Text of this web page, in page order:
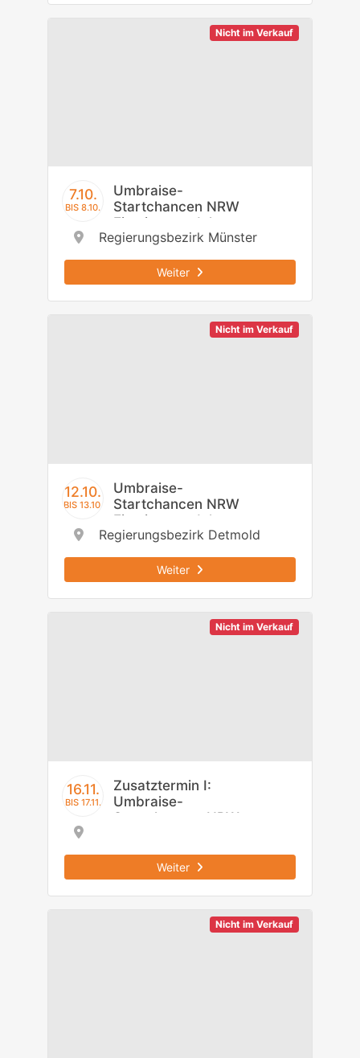
Nicht im Verkauf
7.10.
BIS 8.10.
Umbraise-
Startchancen NRW
Einstiegsmodul -
Regierungsbezirk
Regierungsbezirk Münster
Weiter
Nicht im Verkauf
12.10.
BIS 13.10.
Umbraise-
Startchancen NRW
Einstiegsmodul -
Regierungsbezirk
Regierungsbezirk Detmold
Weiter
Nicht im Verkauf
16.11.
BIS 17.11.
Zusatztermin I:
Umbraise-
Startchancen NRW
Weiter
Nicht im Verkauf